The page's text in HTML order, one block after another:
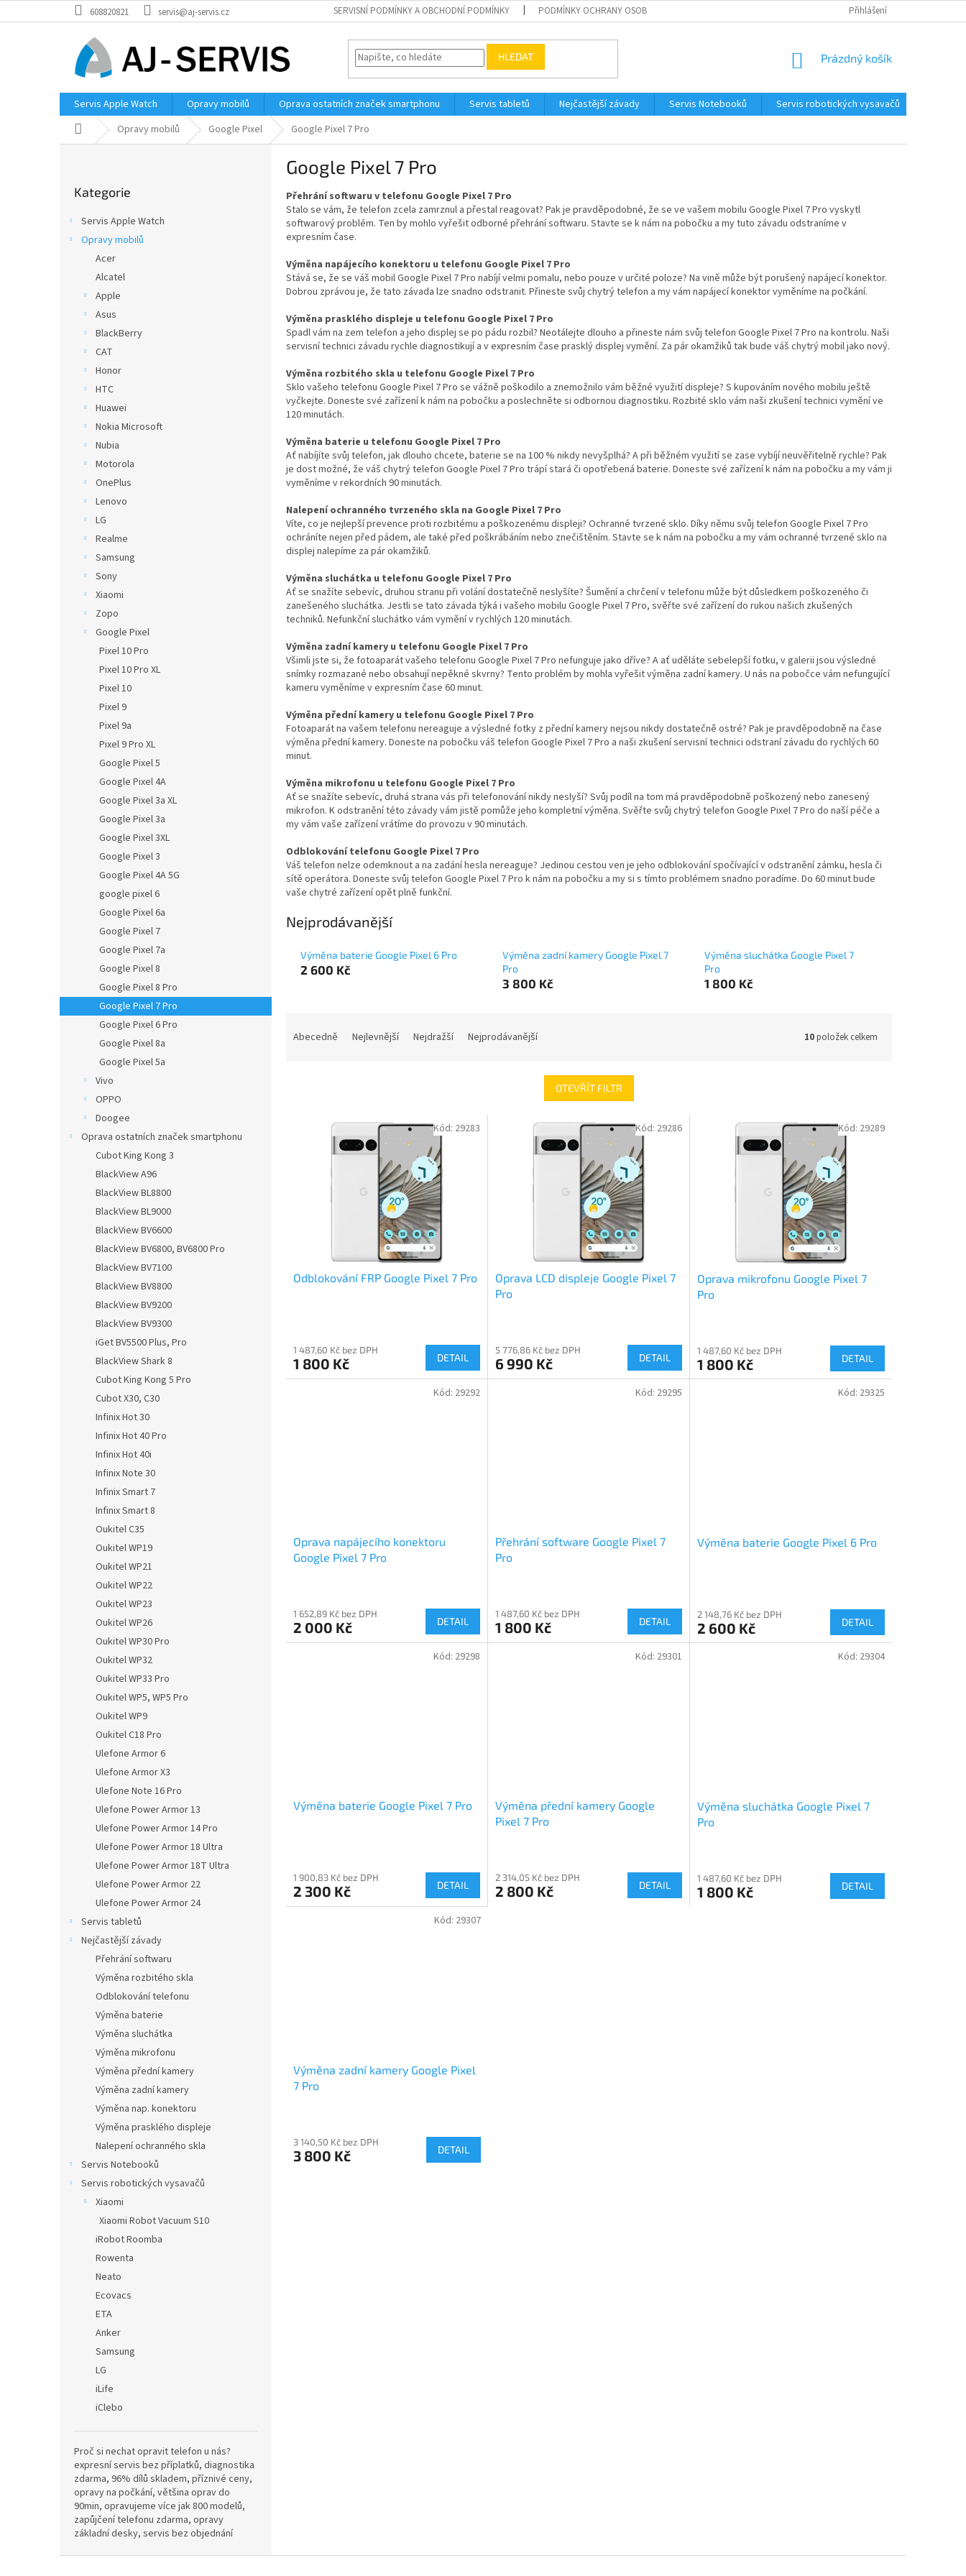
na
608820821 servis@aj-servis.cz SERVISNÍ PODMÍNKY A OBCHODNÍ PODMÍNKY PODMÍNKY OCHRANY OSOBNÍCH ÚDAJŮ Přihlášení
HLEDAT
NÁKUPNÍ
Prázdný košík
Servis Apple Watch Opravy mobilů Oprava ostatních značek smartphonu Servis tabletů Nejčastější závady Servis Notebooků Servis robotických vysavačů
Domů Opravy mobilů Google Pixel Google Pixel 7 Pro
kategorie
Kategorie
Servis Apple Watch
Opravy mobilů
Acer
Alcatel
Apple
Asus
BlackBerry
CAT
Honor
HTC
Huawei
Nokia Microsoft
Nubia
Motorola
OnePlus
Lenovo
LG
Realme
Samsung
Sony
Xiaomi
Zopo
Google Pixel
Pixel 10 Pro
Pixel 10 Pro XL
Pixel 10
Pixel 9
Pixel 9a
Pixel 9 Pro XL
Google Pixel 5
Google Pixel 4A
Google Pixel 3a XL
Google Pixel 3a
Google Pixel 3XL
Google Pixel 3
Google Pixel 4A 5G
google pixel 6
Google Pixel 6a
Google Pixel 7
Google Pixel 7a
Google Pixel 8
Google Pixel 8 Pro
Google Pixel 7 Pro
Google Pixel 6 Pro
Google Pixel 8a
Google Pixel 5a
Vivo
OPPO
Doogee
Oprava ostatních značek smartphonu
Cubot King Kong 3
BlackView A96
BlackView BL8800
BlackView BL9000
BlackView BV6600
BlackView BV6800, BV6800 Pro
BlackView BV7100
BlackView BV8800
BlackView BV9200
BlackView BV9300
iGet BV5500 Plus, Pro
BlackView Shark 8
Cubot King Kong 5 Pro
Cubot X30, C30
Infinix Hot 30
Infinix Hot 40 Pro
Infinix Hot 40i
Infinix Note 30
Infinix Smart 7
Infinix Smart 8
Oukitel C35
Oukitel WP19
Oukitel WP21
Oukitel WP22
Oukitel WP23
Oukitel WP26
Oukitel WP30 Pro
Oukitel WP32
Oukitel WP33 Pro
Oukitel WP5, WP5 Pro
Oukitel WP9
Oukitel C18 Pro
Ulefone Armor 6
Ulefone Armor X3
Ulefone Note 16 Pro
Ulefone Power Armor 13
Ulefone Power Armor 14 Pro
Ulefone Power Armor 18 Ultra
Ulefone Power Armor 18T Ultra
Ulefone Power Armor 22
Ulefone Power Armor 24
Servis tabletů
Nejčastější závady
Přehrání softwaru
Výměna rozbitého skla
Odblokování telefonu
Výměna baterie
Výměna sluchátka
Výměna mikrofonu
Výměna přední kamery
Výměna zadní kamery
Výměna nap. konektoru
Výměna prasklého displeje
Nalepení ochranného skla
Servis Notebooků
Servis robotických vysavačů
Xiaomi
Xiaomi Robot Vacuum S10
iRobot Roomba
Rowenta
Neato
Ecovacs
ETA
Anker
Samsung
LG
iLife
iClebo
Proč si nechat opravit telefon u nás?
expresní servis bez příplatků, diagnostika
zdarma, 96% dílů skladem, příznivé ceny,
opravy na počkání, většina oprav do
90min, opravujeme více jak 800 modelů,
zapůjčení telefonu zdarma, opravy
základní desky, servis bez objednání
Google Pixel 7 Pro
Přehrání softwaru v telefonu Google Pixel 7 Pro
Stalo se vám, že telefon zcela zamrznul a přestal reagovat? Pak je pravděpodobné, že se ve vašem mobilu Google Pixel 7 Pro vyskytl
softwarový problém. Ten by mohlo vyřešit odborné přehrání softwaru. Stavte se k nám na pobočku a my tuto závadu odstraníme v
expresním čase.
Výměna napájecího konektoru u telefonu Google Pixel 7 Pro
Stává se, že se váš mobil Google Pixel 7 Pro nabíjí velmi pomalu, nebo pouze v určité poloze? Na vině může být porušený napájecí konektor.
Dobrou zprávou je, že tato závada lze snadno odstranit. Přineste svůj chytrý telefon a my vám napájecí konektor vyměníme na počkání.
Výměna prasklého displeje u telefonu Google Pixel 7 Pro
Spadl vám na zem telefon a jeho displej se po pádu rozbil? Neotálejte dlouho a přineste nám svůj telefon Google Pixel 7 Pro na kontrolu. Naši
servisní technici závadu rychle diagnostikují a v expresním čase prasklý displej vymění. Za pár okamžiků tak bude váš chytrý mobil jako nový.
Výměna rozbitého skla u telefonu Google Pixel 7 Pro
Sklo vašeho telefonu Google Pixel 7 Pro se vážně poškodilo a znemožnilo vám běžné využití displeje? S kupováním nového mobilu ještě
vyčkejte. Doneste své zařízení k nám na pobočku a poslechněte si odbornou diagnostiku. Rozbité sklo vám naši zkušení technici vymění ve
120 minutách.
Výměna baterie u telefonu Google Pixel 7 Pro
Ať nabíjíte svůj telefon, jak dlouho chcete, baterie se na 100 % nikdy nevyšplhá? A při běžném využití se zase vybíjí neuvěřitelně rychle? Pak
je dost možné, že váš chytrý telefon Google Pixel 7 Pro trápí stará či opotřebená baterie. Doneste své zařízení k nám na pobočku a my vám ji
vyměníme v rekordních 90 minutách.
Nalepení ochranného tvrzeného skla na Google Pixel 7 Pro
Víte, co je nejlepší prevence proti rozbitému a poškozenému displeji? Ochranné tvrzené sklo. Díky němu svůj telefon Google Pixel 7 Pro
ochráníte nejen před pádem, ale také před poškrábáním nebo znečištěním. Stavte se k nám na pobočku a my vám ochranné tvrzené sklo na
displej nalepíme za pár okamžiků.
Výměna sluchátka u telefonu Google Pixel 7 Pro
Ať se snažíte sebevíc, druhou stranu při volání dostatečně neslyšíte? Šumění a chrčení v telefonu může být důsledkem poškozeného či
zanešeného sluchátka. Jestli se tato závada týká i vašeho mobilu Google Pixel 7 Pro, svěřte své zařízení do rukou našich zkušených
techniků. Nefunkční sluchátko vám vymění v rychlých 120 minutách.
Výměna zadní kamery u telefonu Google Pixel 7 Pro
Všimli jste si, že fotoaparát vašeho telefonu Google Pixel 7 Pro nefunguje jako dříve? A ať uděláte sebelepší fotku, v galerii jsou výsledné
snímky rozmazané nebo obsahují nepěkné skvrny? Tento problém by mohla vyřešit výměna zadní kamery. U nás na pobočce vám nefungující
kameru vyměníme v expresním čase 60 minut.
Výměna přední kamery u telefonu Google Pixel 7 Pro
Fotoaparát na vašem telefonu nereaguje a výsledné fotky z přední kamery nejsou nikdy dostatečně ostré? Pak je pravděpodobně na čase
výměna přední kamery. Doneste na pobočku váš telefon Google Pixel 7 Pro a naši zkušení servisní technici odstraní závadu do rychlých 60
minut.
Výměna mikrofonu u telefonu Google Pixel 7 Pro
Ať se snažíte sebevíc, druhá strana vás při telefonování nikdy neslyší? Svůj podíl na tom má pravděpodobně poškozený nebo zanesený
mikrofon. K odstranění této závady vám jistě pomůže jeho kompletní výměna. Svěřte svůj chytrý telefon Google Pixel 7 Pro do naší péče a
my vám vaše zařízení vrátíme do provozu v 90 minutách.
Odblokování telefonu Google Pixel 7 Pro
Váš telefon nelze odemknout a na zadání hesla nereaguje? Jedinou cestou ven je jeho odblokování spočívající v odstranění zámku, hesla či
sítě operátora. Doneste svůj telefon Google Pixel 7 Pro k nám na pobočku a my si s tímto problémem snadno poradíme. Do 60 minut bude
vaše chytré zařízení opět plně funkční.
Nejprodávanější
Výměna baterie Google Pixel 6 Pro
2 600 Kč
Výměna zadní kamery Google Pixel 7
Pro
3 800 Kč
Výměna sluchátka Google Pixel 7
Pro
1 800 Kč
Abecedně Nejlevnější Nejdražší Nejprodávanější 10položek celkem
OTEVŘÍT FILTR
Odblokování FRP Google Pixel 7 Pro
1 487,60 Kč bez DPH
1 800 Kč DETAIL
Kód: 29283
Oprava LCD displeje Google Pixel 7
Pro
5 776,86 Kč bez DPH
6 990 Kč DETAIL
Kód: 29286
Oprava mikrofonu Google Pixel 7
Pro
1 487,60 Kč bez DPH
1 800 Kč DETAIL
Kód: 29289
Oprava napájecího konektoru
Google Pixel 7 Pro
1 652,89 Kč bez DPH
2 000 Kč DETAIL
Kód: 29292
Přehrání software Google Pixel 7
Pro
1 487,60 Kč bez DPH
1 800 Kč DETAIL
Kód: 29295
Výměna baterie Google Pixel 6 Pro
2 148,76 Kč bez DPH
2 600 Kč DETAIL
Kód: 29325
Výměna baterie Google Pixel 7 Pro
1 900,83 Kč bez DPH
2 300 Kč DETAIL
Kód: 29298
Výměna přední kamery Google
Pixel 7 Pro
2 314,05 Kč bez DPH
2 800 Kč DETAIL
Kód: 29301
Výměna sluchátka Google Pixel 7
Pro
1 487,60 Kč bez DPH
1 800 Kč DETAIL
Kód: 29304
Výměna zadní kamery Google Pixel
7 Pro
3 140,50 Kč bez DPH
3 800 Kč DETAIL
Kód: 29307